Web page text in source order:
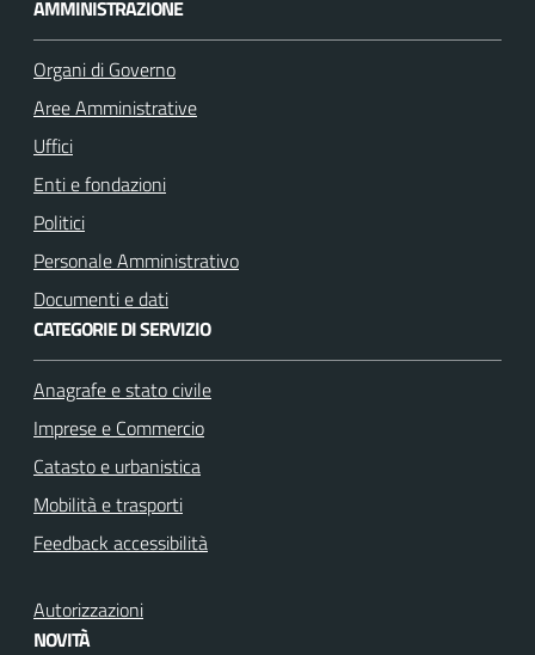
o
o
k
a
g
r
m
AMMINISTRAZIONE
Organi di Governo
Aree Amministrative
Uffici
Enti e fondazioni
Politici
Personale Amministrativo
Documenti e dati
CATEGORIE DI SERVIZIO
Anagrafe e stato civile
Imprese e Commercio
Catasto e urbanistica
Mobilità e trasporti
Feedback accessibilità
Autorizzazioni
NOVITÀ